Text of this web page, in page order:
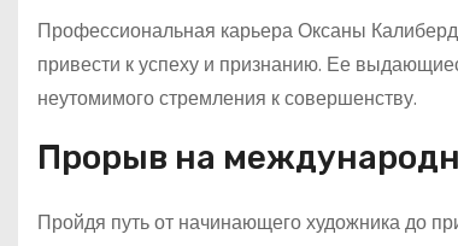
Профессиональная карьера Оксаны
привести к успеху и признанию. Ее
неутомимого стремления к совершенству.
Прорыв на
Пройдя путь от начинающего художника до